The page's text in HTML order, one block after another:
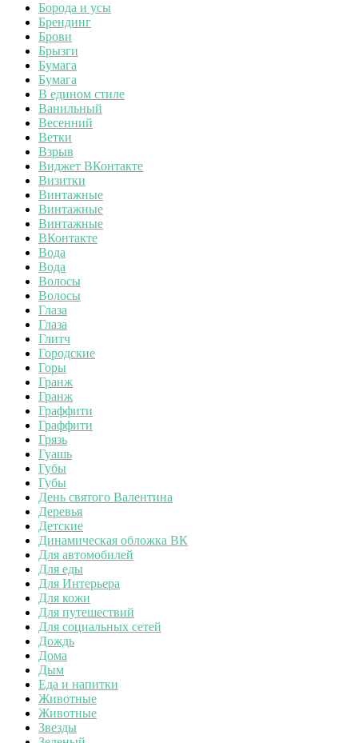
Борода и усы
Брендинг
Брови
Брызги
Бумага
Бумага
В едином стиле
Ванильный
Весенний
Ветки
Взрыв
Виджет ВКонтакте
Визитки
Винтажные
Винтажные
Винтажные
ВКонтакте
Вода
Вода
Волосы
Волосы
Глаза
Глаза
Глитч
Городские
Горы
Гранж
Гранж
Граффити
Граффити
Грязь
Гуашь
Губы
Губы
День святого Валентина
Деревья
Детские
Динамическая обложка ВК
Для автомобилей
Для еды
Для Интерьера
Для кожи
Для путешествий
Для социальных сетей
Дождь
Дома
Дым
Еда и напитки
Животные
Животные
Звезды